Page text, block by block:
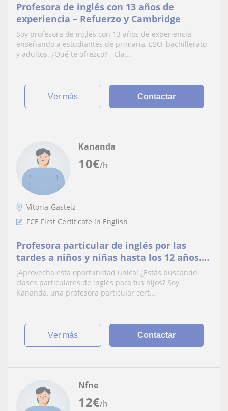
Profesora de inglés con 13 años de
experiencia – Refuerzo y Cambridge
Soy profesora de inglés con 13 años de experiencia
enseñando a estudiantes de primaria, ESO, bachillerato
y adultos. ¿Qué te ofrezco? - Cla...
ver más Contactar
10€/h
Kananda
Vitoria-Gasteiz
FCE First Certificate in English
Profesora particular de inglés por las
tardes a niños y niñas hasta los 12 años.
Experiencia enseñando y 2 titulos en
inglés
¡Aprovecha esta oportunidad única! ¿Estás buscando
clases particulares de inglés para tus hijos? Soy
Kananda, una profesora particular cert...
ver más Contactar
12€/h
Nfne